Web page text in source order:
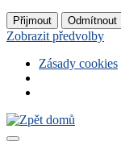
Přijmout Odmítnout
Zobrazit předvolby
Zásady cookies
Zobrazit
celý